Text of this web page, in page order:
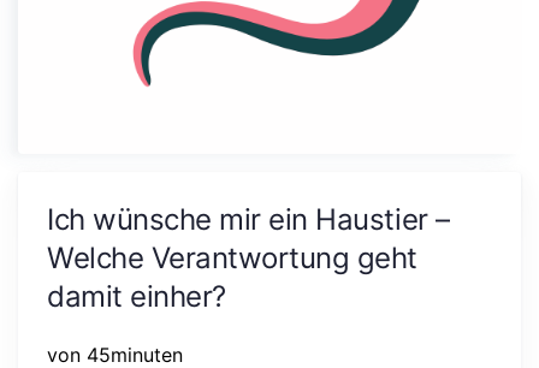
Ich wünsche mir ein Haustier –
Welche Verantwortung geht
damit einher?
von 45minuten